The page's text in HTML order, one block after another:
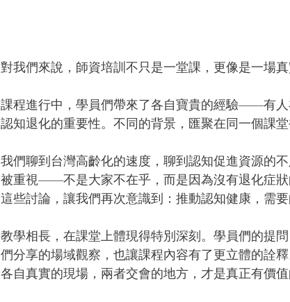
對我們來說，師資培訓不只是一堂課，更像是一場真
課程進行中，學員們帶來了各自寶貴的經驗——有
認知退化的重要性。不同的背景，匯聚在同一個課
我們聊到台灣高齡化的速度，聊到認知促進資源的
被重視——不是大家不在乎，而是因為沒有退化症
這些討論，讓我們再次意識到：推動認知健康，需
教學相長，在課堂上體現得特別深刻。學員們的提
們分享的場域觀察，也讓課程內容有了更立體的詮
各自真實的現場，兩者交會的地方，才是真正有價值